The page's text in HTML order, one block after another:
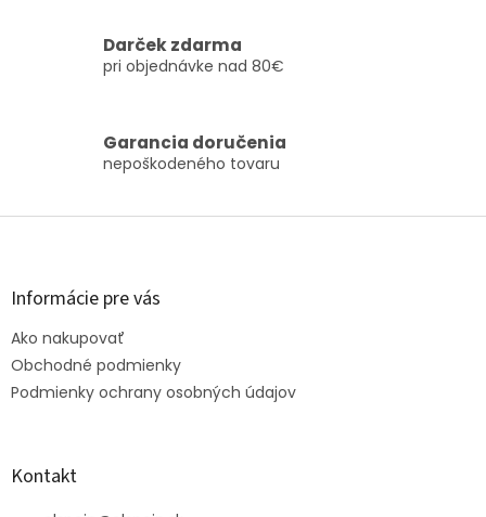
i
r
v
k
v
n
i
Darček zdarma
pri objednávke nad 80€
Garancia doručenia
nepoškodeného tovaru
Z
Informácie pre vás
Ako nakupovať
Obchodné podmienky
Podmienky ochrany osobných údajov
Kontakt